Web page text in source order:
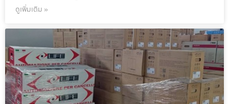
ดูเพิ่มเติม »